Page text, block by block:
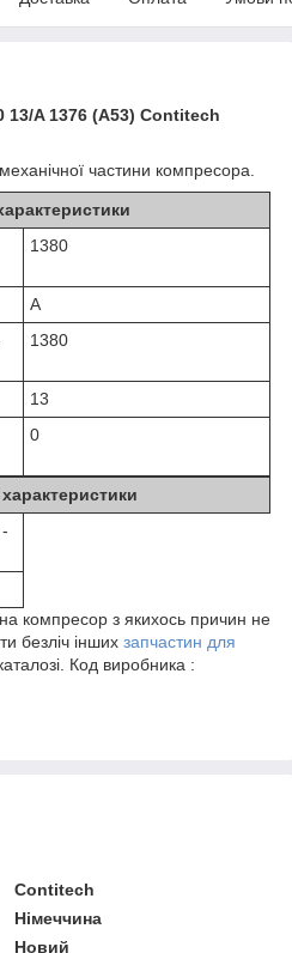
13/A 1376 (A53) Contitech
частини компресора.
1380
А
1380
13
0
компресор з якихось причин не
безліч інших запчастин для
Код виробника :
Contitech
Німеччина
Новий